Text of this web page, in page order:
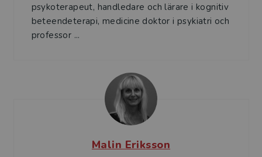
psykoterapeut, handledare och lärare i kognitiv
beteendeterapi, medicine doktor i psykiatri och
professor ...
Malin Eriksson